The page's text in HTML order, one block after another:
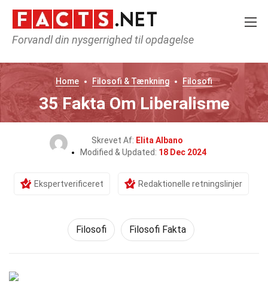
Forvandl din nysgerrighed til opdagelse
Home Filosofi & Tænkning Filosofi
35 Fakta Om Liberalisme
Skrevet Af: Elita Albano
Modified & Updated: 18 Dec 2024
Ekspertverificeret Redaktionelle retningslinjer
Filosofi Filosofi Fakta